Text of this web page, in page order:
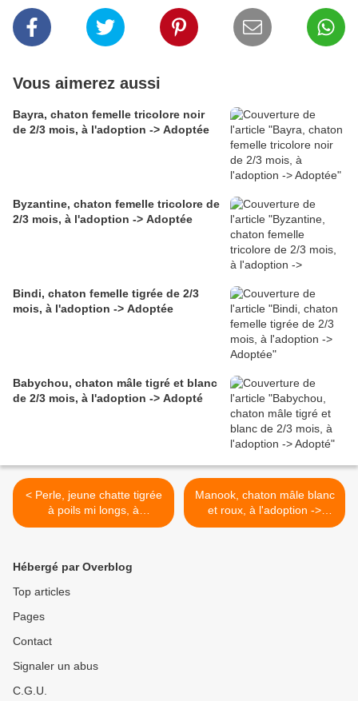
Vous aimerez aussi
Bayra, chaton femelle tricolore noir
de 2/3 mois, à l'adoption -> Adoptée
Byzantine, chaton femelle tricolore de
2/3 mois, à l'adoption -> Adoptée
Bindi, chaton femelle tigrée de 2/3
mois, à l'adoption -> Adoptée
Babychou, chaton mâle tigré et blanc
de 2/3 mois, à l'adoption -> Adopté
< Perle, jeune chatte tigrée
à poils mi longs, à
l'adoption -> adoptée
Manook, chaton mâle blanc
et roux, à l'adoption ->
adopté >
Hébergé par Overblog
Top articles
Pages
Contact
Signaler un abus
C.G.U.